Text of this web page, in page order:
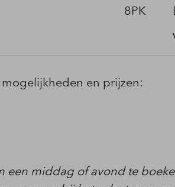
8PK
en prijzen:
een middag of avond te